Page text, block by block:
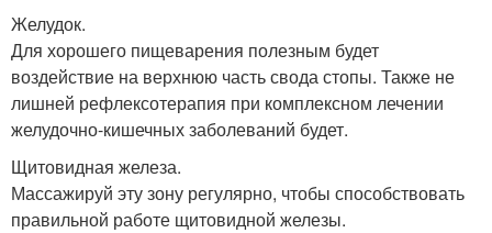
Желудок.
Для хорошего пищеварения полезным будет
воздействие на верхнюю часть свода стопы. Также не
лишней рефлексотерапия при комплексном лечении
желудочно-кишечных заболеваний будет.
Щитовидная железа.
Массажируй эту зону регулярно, чтобы способствовать
правильной работе щитовидной железы.